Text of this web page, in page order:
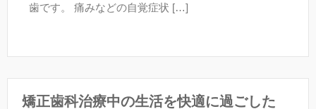
歯です。 痛みなどの自覚症状 […]
矯正歯科治療中の生活を快適に過ごした